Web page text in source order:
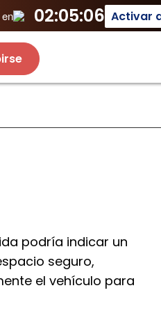
02:05:06 Activar
podría indicar un
seguro,
el vehículo para